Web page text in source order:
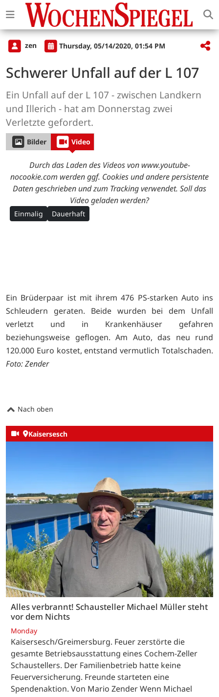
zen Thursday, 05/14/2020, 01:54 PM
Schwerer Unfall auf der L 107
Ein Unfall auf der L 107 - zwischen Landkern
und Illerich - hat am Donnerstag zwei
Verletzte gefordert.
Bilder Video
Durch das Laden des Videos von www.youtube-
nocookie.com werden ggf. Cookies und andere persistente
Daten geschrieben und zum Tracking verwendet. Soll das
Video geladen werden?
Einmalig Dauerhaft
Ein Brüderpaar ist mit ihrem 476 PS-starken Auto ins
Schleudern geraten. Beide wurden bei dem Unfall
verletzt und in Krankenhäuser gefahren
beziehungsweise geflogen. Am Auto, das neu rund
120.000 Euro kostet, entstand vermutlich Totalschaden.
Foto: Zender
Nach oben
Kaisersesch
Alles verbrannt! Schausteller Michael Müller steht
vor dem Nichts
Monday
Kaisersesch/Greimersburg. Feuer zerstörte die
gesamte Betriebsausstattung eines Cochem-Zeller
Schaustellers. Der Familienbetrieb hatte keine
Feuerversicherung. Freunde starteten eine
Spendenaktion. Von Mario Zender Wenn Michael